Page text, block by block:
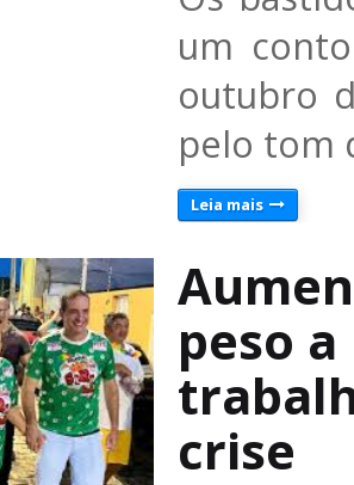
um
outubro
pelo tom
Leia mais
peso
crise